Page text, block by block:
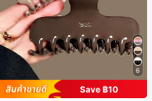
6
Save ฿10